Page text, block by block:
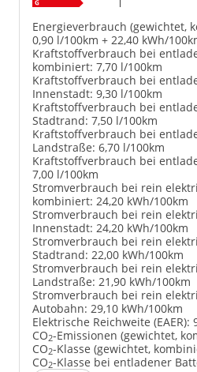
Energieverbrauch (gewichtet,
0,90 l/100km + 22,40 kWh/
Kraftstoffverbrauch bei
kombiniert: 7,70 l/100km
Kraftstoffverbrauch bei
Innenstadt: 9,30 l/100km
Kraftstoffverbrauch bei
Stadtrand: 7,50 l/100km
Kraftstoffverbrauch bei
Landstraße: 6,70 l/100km
Kraftstoffverbrauch bei
7,00 l/100km
Stromverbrauch bei rein
kombiniert: 24,20 kWh/100km
Stromverbrauch bei rein
Innenstadt: 24,20 kWh/100km
Stromverbrauch bei rein
Stadtrand: 22,00 kWh/100km
Stromverbrauch bei rein
Landstraße: 21,90 kWh/100km
Stromverbrauch bei rein
Autobahn: 29,10 kWh/100km
Elektrische Reichweite (EAER):
CO2-Emissionen (gewichtet,
CO2-Klasse (gewichtet,
CO2-Klasse bei entladener